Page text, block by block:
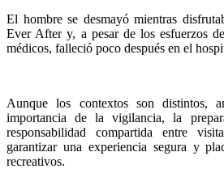
El hombre se desmayó mientras
Ever After y, a pesar de los esfuerzos
médicos, falleció poco después en el
Aunque los contextos son distintos,
importancia de la vigilancia, la
responsabilidad compartida entre
garantizar una experiencia segura y
recreativos.